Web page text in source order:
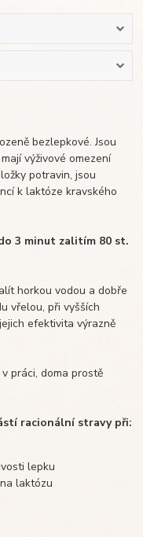
bezlepkové. Jsou
výživové omezení
potravin, jsou
k laktóze kravského
3 minut zalitím 80 st.
horkou vodou a dobře
vřelou, při vyšších
efektivita výrazně
práci, doma prostě
racionální stravy při:
lepku
laktózu